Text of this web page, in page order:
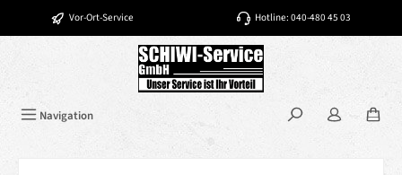
Zum Hauptinhalt springen
Vor-Ort-Service Hotline: 040-480 45 03
Navigation